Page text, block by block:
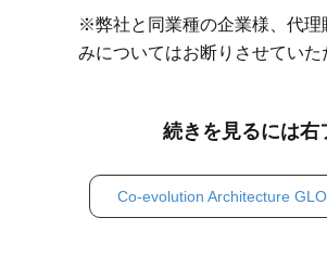
※弊社と同業種の企業様、代理
みについてはお断りさせていた
続きを見るには右
Co-evolution Architecture